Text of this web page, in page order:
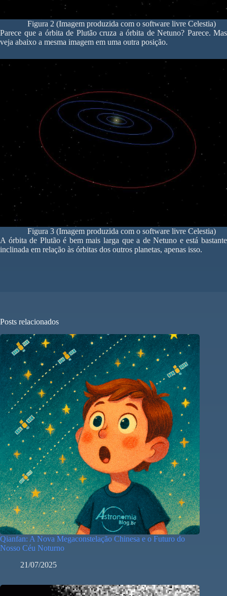
Figura 2 (Imagem produzida com o software livre Celestia)
Parece que a órbita de Plutão cruza a órbita de Netuno? Parece. Mas
veja abaixo a mesma imagem em uma outra posição.
Figura 3 (Imagem produzida com o software livre Celestia)
A órbita de Plutão é bem mais larga que a de Netuno e está bastante
inclinada em relação às órbitas dos outros planetas, apenas isso.
Posts relacionados
Qianfan: A Nova Megaconstelação Chinesa e o Futuro do
Nosso Céu Noturno
21/07/2025